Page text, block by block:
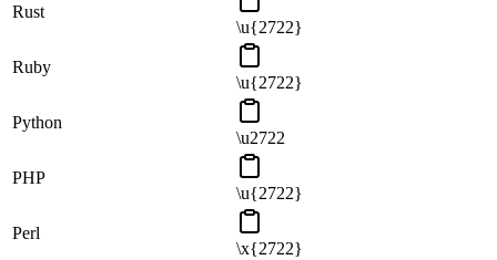
Rust
\u{2722}
Ruby
\u{2722}
Python
\u2722
PHP
\u{2722}
Perl
\x{2722}